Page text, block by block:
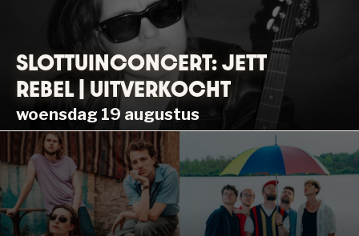
SLOTTUINCONCERT: JETT
REBEL | UITVERKOCHT
woensdag 19 augustus